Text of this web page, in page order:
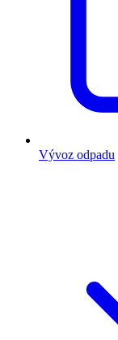
Vývoz odpadu